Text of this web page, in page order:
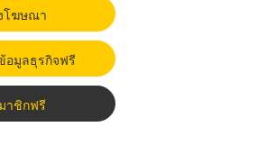
โฆษณา
อมูลธุรกิจฟรี
าชิกฟรี